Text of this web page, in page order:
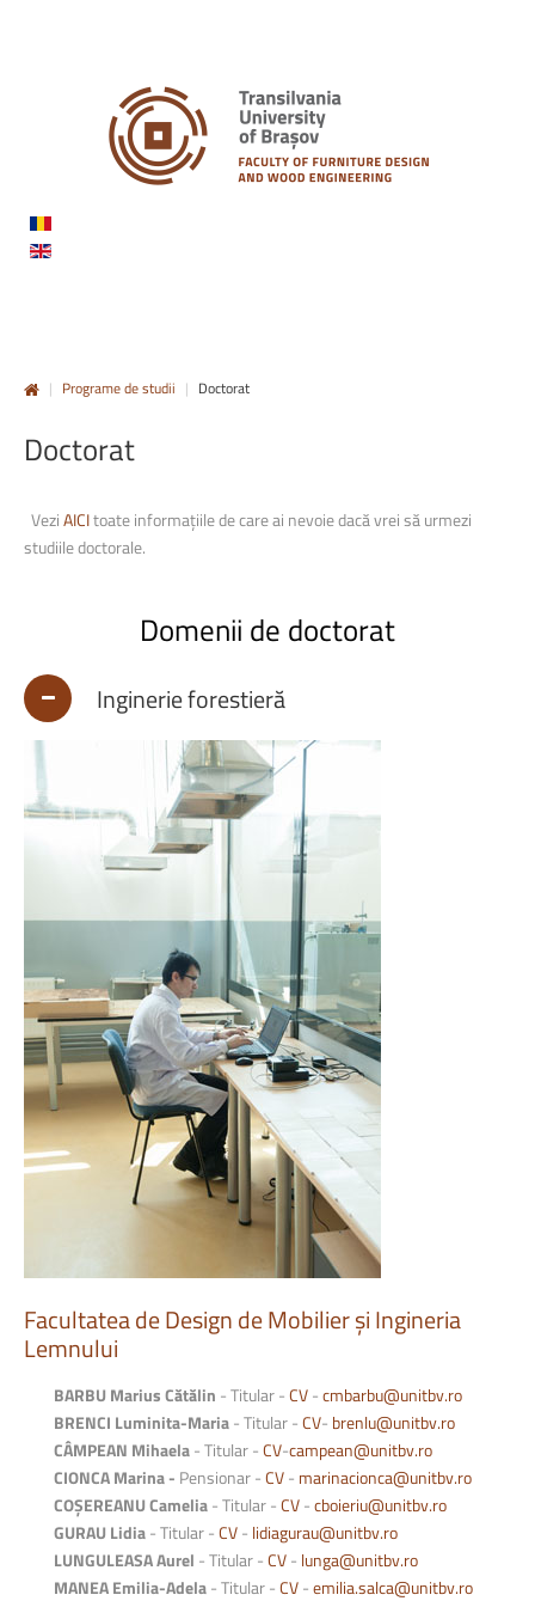
| Programe de studii | Doctorat
Doctorat
VeziAICItoate informațiile de care ai nevoie dacă vrei să urmezi
studiile doctorale.
Domenii de doctorat
Inginerie forestieră
FacultateadeDesigndeMobilierșiIngineria
Lemnului
BARBU Marius Cătălin - Titular -CV-cmbarbu@unitbv.ro
BRENCI Luminita-Maria- Titular -CV- brenlu@unitbv.ro
CÂMPEAN Mihaela- Titular -CV-campean@unitbv.ro
CIONCA Marina - Pensionar -CV- marinacionca@unitbv.ro
COȘEREANU Camelia- Titular -CV-cboieriu@unitbv.ro
GURAU Lidia- Titular -CV- lidiagurau@unitbv.ro
LUNGULEASA Aurel - Titular -CV- lunga@unitbv.ro
MANEA Emilia-Adela- Titular -CV-emilia.salca@unitbv.ro